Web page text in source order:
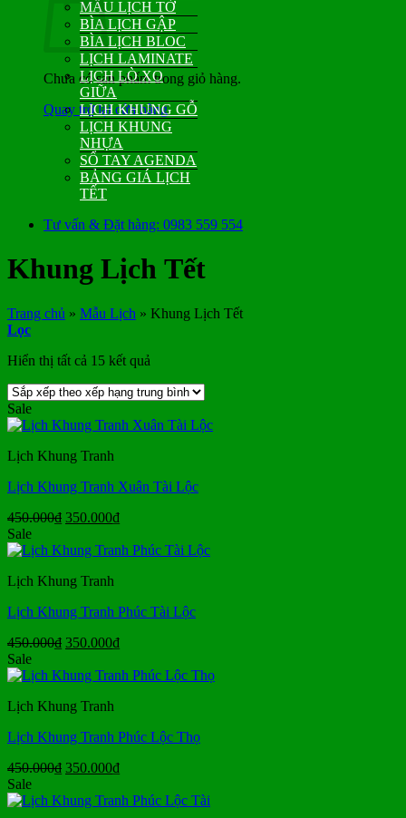
Chưa có sản phẩm trong giỏ hàng.
Quay trở lại cửa hàng
MẪU LỊCH TỜ
BÌA LỊCH GẬP
BÌA LỊCH BLOC
LỊCH LAMINATE
LỊCH LÒ XO
GIỮA
LỊCH KHUNG GỖ
LỊCH KHUNG
NHỰA
SỔ TAY AGENDA
BẢNG GIÁ LỊCH
TẾT
Tư vấn & Đặt hàng: 0983 559 554
Khung Lịch Tết
Trang chủ » Mẫu Lịch » Khung Lịch Tết
Lọc
Hiển thị tất cả 15 kết quả
xếp
xếp
Sale
Lịch Khung Tranh
Lịch Khung Tranh Xuân Tài Lộc
450.000₫ Giá
là:
350.000₫Giá
tại
Sale
Lịch Khung Tranh
Lịch Khung Tranh Phúc Tài Lộc
450.000₫ Giá
là:
350.000₫Giá
tại
Sale
Lịch Khung Tranh
Lịch Khung Tranh Phúc Lộc Thọ
450.000₫ Giá
là:
350.000₫Giá
tại
Sale